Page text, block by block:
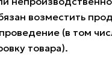
возместить
(в том
товара).